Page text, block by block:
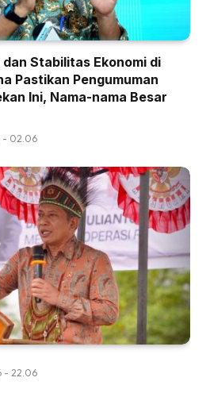
Stabilitas Ekonomi di
Pastikan Pengumuman
Ini, Nama-nama Besar
- 02.06
- 22.06